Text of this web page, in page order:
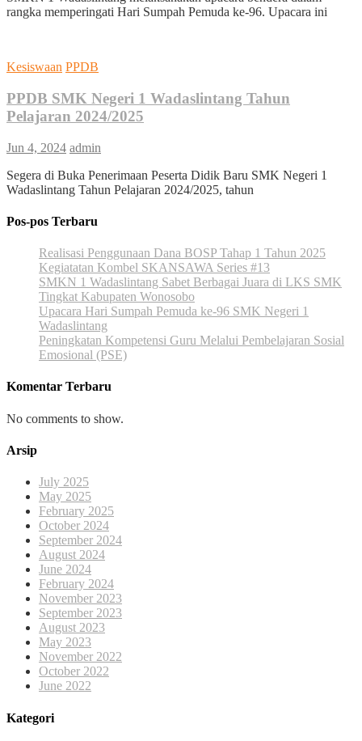
rangka memperingati Hari Sumpah Pemuda ke-96. Upacara ini
Kesiswaan PPDB
PPDB SMK Negeri 1 Wadaslintang Tahun
Pelajaran 2024/2025
Jun 4, 2024 admin
Segera di Buka Penerimaan Peserta Didik Baru SMK Negeri 1
Wadaslintang Tahun Pelajaran 2024/2025, tahun
Pos-pos Terbaru
Realisasi Penggunaan Dana BOSP Tahap 1 Tahun 2025
Kegiatatan Kombel SKANSAWA Series #13
SMKN 1 Wadaslintang Sabet Berbagai Juara di LKS SMK
Tingkat Kabupaten Wonosobo
Upacara Hari Sumpah Pemuda ke-96 SMK Negeri 1
Wadaslintang
Peningkatan Kompetensi Guru Melalui Pembelajaran Sosial
Emosional (PSE)
Komentar Terbaru
No comments to show.
Arsip
July 2025
May 2025
February 2025
October 2024
September 2024
August 2024
June 2024
February 2024
November 2023
September 2023
August 2023
May 2023
November 2022
October 2022
June 2022
Kategori